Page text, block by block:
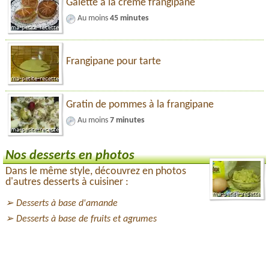
Galette à la crème frangipane
Au moins 45 minutes
Frangipane pour tarte
Gratin de pommes à la frangipane
Au moins 7 minutes
Nos desserts en photos
Dans le même style, découvrez en photos
d'autres desserts à cuisiner :
Desserts à base d'amande
Desserts à base de fruits et agrumes